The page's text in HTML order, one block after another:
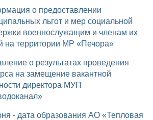
льгот и мер социальной
военнослужащим и членам их
на территории МР «Печора»
на замещение вакантной
директора МУП